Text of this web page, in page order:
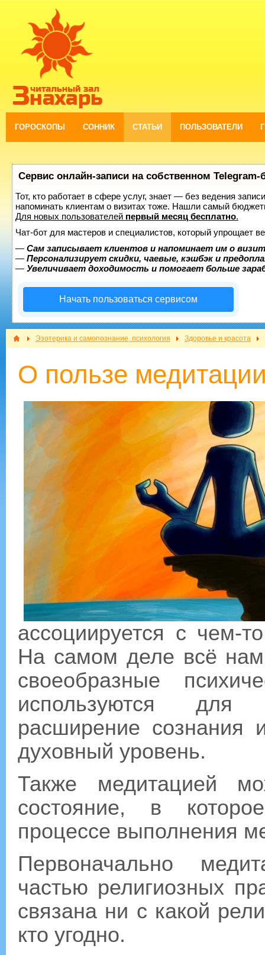
ГОРОСКОПЫ СОННИК СТАТЬИ ПОЛЬЗОВАТЕЛИ
Сервис онлайн-записи на собственном Telegram-
Тот, кто работает в сфере услуг, знает — без ведения
напоминать клиентам о визитах тоже. Нашли самый
Для новых пользователей первый месяц бесплатно.
Чат-бот для мастеров и специалистов, который упрощает
— Сам записывает клиентов и напоминает им о
— Персонализирует скидки, чаевые, кэшбэк и
— Увеличивает доходимость и помогает больше
Начать пользоваться сервисом
Эзотерика и самопознание, психология Здоровье и красота
О пользе
ассоциируется с чем-
На самом деле всё
своеобразные
используются для
расширение сознания
духовный уровень.
Также медитацией
состояние, в
процессе выполнения
Первоначально
частью религиозных
связана ни с какой
кто угодно.